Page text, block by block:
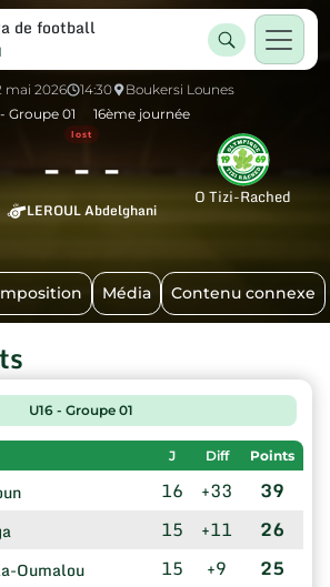
de football
mai 2026 14:30
Boukersi Lounes
Groupe 01
16ème journée
---
lost
LEROUL Abdelghani
O Tizi-Rached
Média Contenu connexe
U16 - Groupe 01
J Diff Points
16 +33 39
15 +11 26
Oumalou 15 +9 25